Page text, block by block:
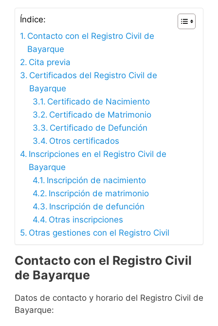
Índice:
Contacto con el Registro Civil de
Bayarque
Cita previa
Certificados del Registro Civil de
Bayarque
Certificado de Nacimiento
Certificado de Matrimonio
Certificado de Defunción
Otros certificados
Inscripciones en el Registro Civil de
Bayarque
Inscripción de nacimiento
Inscripción de matrimonio
Inscripción de defunción
Otras inscripciones
Otras gestiones con el Registro Civil
Contacto con el Registro Civil
de Bayarque
Datos de contacto y horario del Registro Civil de
Bayarque: